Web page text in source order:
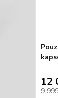
12
9